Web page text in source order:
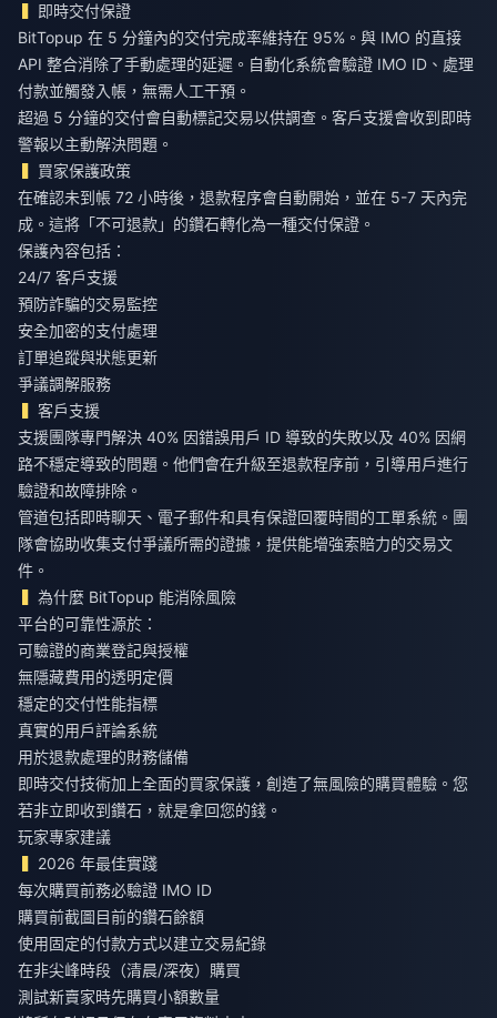
即時交付保證
BitTopup 在 5 分鐘內的交付完成率維持在 95%。與 IMO 的直接
API 整合消除了手動處理的延遲。自動化系統會驗證 IMO ID、處理
付款並觸發入帳，無需人工干預。
超過 5 分鐘的交付會自動標記交易以供調查。客戶支援會收到即時
警報以主動解決問題。
買家保護政策
在確認未到帳 72 小時後，退款程序會自動開始，並在 5-7 天內完
成。這將「不可退款」的鑽石轉化為一種交付保證。
保護內容包括：
24/7 客戶支援
預防詐騙的交易監控
安全加密的支付處理
訂單追蹤與狀態更新
爭議調解服務
客戶支援
支援團隊專門解決 40% 因錯誤用戶 ID 導致的失敗以及 40% 因網
路不穩定導致的問題。他們會在升級至退款程序前，引導用戶進行
驗證和故障排除。
管道包括即時聊天、電子郵件和具有保證回覆時間的工單系統。團
隊會協助收集支付爭議所需的證據，提供能增強索賠力的交易文
件。
為什麼 BitTopup 能消除風險
平台的可靠性源於：
可驗證的商業登記與授權
無隱藏費用的透明定價
穩定的交付性能指標
真實的用戶評論系統
用於退款處理的財務儲備
即時交付技術加上全面的買家保護，創造了無風險的購買體驗。您
若非立即收到鑽石，就是拿回您的錢。
玩家專家建議
2026 年最佳實踐
每次購買前務必驗證 IMO ID
購買前截圖目前的鑽石餘額
使用固定的付款方式以建立交易紀錄
在非尖峰時段（清晨/深夜）購買
測試新賣家時先購買小額數量